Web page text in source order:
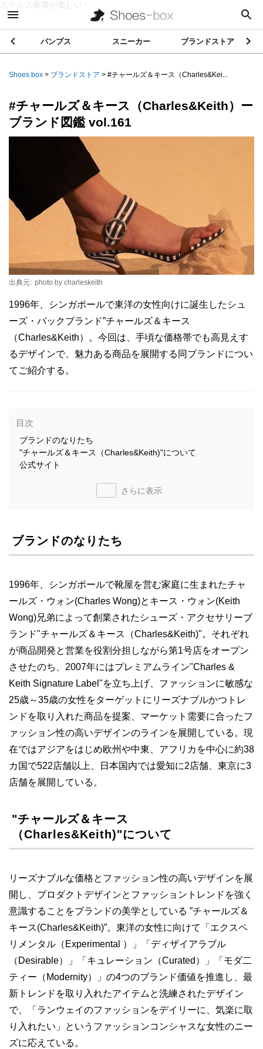
ステルス家電が楽しい！
パンプス スニーカー ブランドストア
Shoes box > ブランドストア > #‌チャールズ＆キース（Charles&Kei...
#‌チャールズ＆キース（Charles&Keith）ー
ブランド図鑑 vol.161
出典元: photo by charleskeith
1996年、シンガポールで東洋の女性向けに誕生したシュ
ーズ・バックブランド”チャールズ＆キース
（Charles&Keith）。今回は、手頃な価格帯でも高見えす
るデザインで、魅力ある商品を展開する同ブランドについ
てご紹介する。
目次
ブランドのなりたち
"チャールズ＆キース（Charles&Keith)"について
公式サイト
さらに表示
ブランドのなりたち
1996年、シンガポールで靴屋を営む家庭に生まれたチャ
ールズ・ウォン(Charles Wong)とキース・ウォン(Keith
Wong)兄弟によって創業されたシューズ・アクセサリーブ
ランド"チャールズ＆キース（Charles&Keith)"。それぞれ
が商品開発と営業を役割分担しながら第1号店をオープン
させたのち、2007年にはプレミアムライン"Charles &
Keith Signature Label"を立ち上げ、ファッションに敏感な
25歳～35歳の女性をターゲットにリーズナブルかつトレ
ンドを取り入れた商品を提案、マーケット需要に合ったフ
ァッション性の高いデザインのラインを展開している。現
在ではアジアをはじめ欧州や中東、アフリカを中心に約38
カ国で522店舗以上、日本国内では愛知に2店舗、東京に3
店舗を展開している。
"チャールズ＆キース
（Charles&Keith)"について
リーズナブルな価格とファッション性の高いデザインを展
開し、プロダクトデザインとファッショントレンドを強く
意識することをブランドの美学としている ”チャールズ＆
キース(Charles&Keith)”。東洋の女性に向けて「エクスペ
リメンタル（Experimental ）」「ディザイアラブル
（Desirable）」「キュレーション（Curated）」「モダ二
ティー（Modernity）」の4つのブランド価値を推進し、最
新トレンドを取り入れたアイテムと洗練されたデザイン
で、「ランウェイのファッションをデイリーに、気楽に取
り入れたい」というファッションコンシャスな女性のニー
ズに応えている。